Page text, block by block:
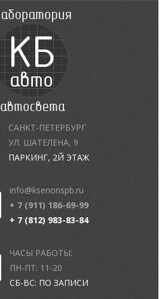
САНКТ-ПЕТЕРБУРГ
УЛ. ШАТЕЛЕНА, 9
ПАРКИНГ, 2Й ЭТАЖ
info@ksenonspb.ru
+ 7 (911) 186-69-99
+ 7 (812) 983-83-84
ЧАСЫ РАБОТЫ:
ПН-ПТ: 11-20
СБ-ВС: ПО ЗАПИСИ